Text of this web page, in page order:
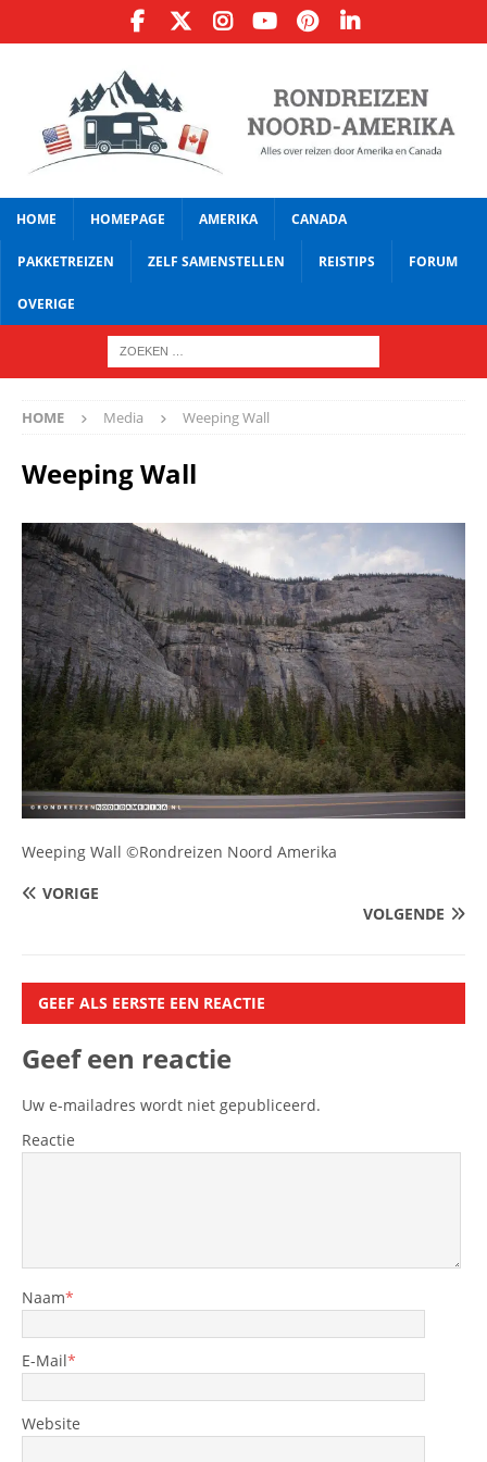
HOME HOMEPAGE AMERIKA CANADA
PAKKETREIZEN ZELF SAMENSTELLEN REISTIPS FORUM
OVERIGE
HOME Media Weeping Wall
Weeping Wall
Weeping Wall ©Rondreizen Noord Amerika
VORIGE
VOLGENDE
GEEF ALS EERSTE EEN REACTIE
Geef een reactie
Uw e-mailadres wordt niet gepubliceerd.
Reactie
Naam*
E-Mail*
Website